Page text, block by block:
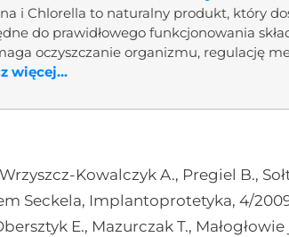
i Chlorella to naturalny produkt, który
do prawidłowego funkcjonowania
oczyszczanie organizmu, regulację
więcej...
Kowalczyk A., Pregiel B.,
Seckela, Implantoprotetyka, 4/
E., Mazurczak T.,